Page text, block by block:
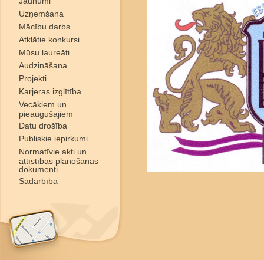
Uzņemšana
Mācību darbs
Atklātie konkursi
Mūsu laureāti
Audzināšana
Projekti
Karjeras izglītība
Vecākiem un
pieaugušajiem
Datu drošība
Publiskie iepirkumi
Normatīvie akti un
attīstības plānošanas
dokumenti
Sadarbība